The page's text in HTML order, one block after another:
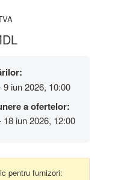
iun 2026, 10:00
a ofertelor:
iun 2026, 12:00
pentru furnizori: